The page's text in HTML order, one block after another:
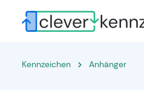
Kennzeichen Anhänger